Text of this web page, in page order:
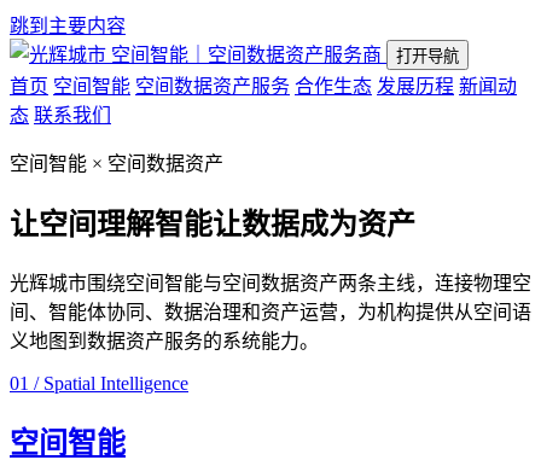
跳到主要内容
空间智能｜空间数据资产服务商
打开导航
首页 空间智能 空间数据资产服务 合作生态 发展历程 新闻动
态 联系我们
空间智能 × 空间数据资产
让空间理解智能让数据成为资产
光辉城市围绕空间智能与空间数据资产两条主线，连接物理空
间、智能体协同、数据治理和资产运营，为机构提供从空间语
义地图到数据资产服务的系统能力。
01 / Spatial Intelligence
空间智能